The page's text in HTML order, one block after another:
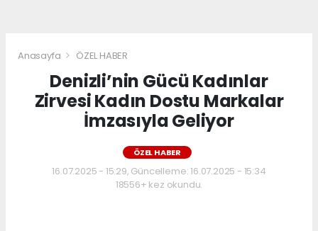
Anasayfa ÖZEL HABER
Denizli’nin Gücü Kadınlar
Zirvesi Kadın Dostu Markalar
İmzasıyla Geliyor
ÖZEL HABER
16.07.2025 - 15:29, Güncelleme: 16.07.2025 - 15:34
18556+ kez okundu.